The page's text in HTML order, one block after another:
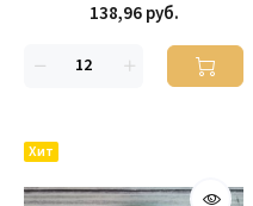
138,96 руб.
Хит